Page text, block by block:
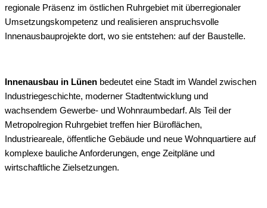
regionale Präsenz im östlichen Ruhrgebiet mit überregionaler
Umsetzungskompetenz und realisieren anspruchsvolle
Innenausbauprojekte dort, wo sie entstehen: auf der Baustelle.
Innenausbau in Lünen bedeutet eine Stadt im Wandel zwischen
Industriegeschichte, moderner Stadtentwicklung und
wachsendem Gewerbe- und Wohnraumbedarf. Als Teil der
Metropolregion Ruhrgebiet treffen hier Büroflächen,
Industrieareale, öffentliche Gebäude und neue Wohnquartiere auf
komplexe bauliche Anforderungen, enge Zeitpläne und
wirtschaftliche Zielsetzungen.